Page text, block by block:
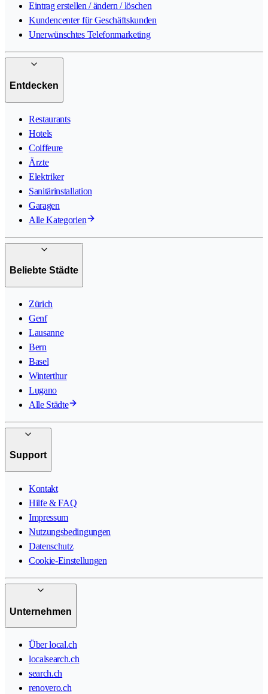
Eintrag erstellen / ändern / löschen
Kundencenter für Geschäftskunden
Unerwünschtes Telefonmarketing
Entdecken
Restaurants
Hotels
Coiffeure
Ärzte
Elektriker
Sanitärinstallation
Garagen
Alle Kategorien
Beliebte Städte
Zürich
Genf
Lausanne
Bern
Basel
Winterthur
Lugano
Alle Städte
Support
Kontakt
Hilfe & FAQ
Impressum
Nutzungsbedingungen
Datenschutz
Cookie-Einstellungen
Unternehmen
Über local.ch
localsearch.ch
search.ch
renovero.ch